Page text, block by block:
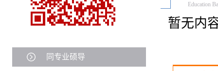
同专业硕导
Education
暂无内